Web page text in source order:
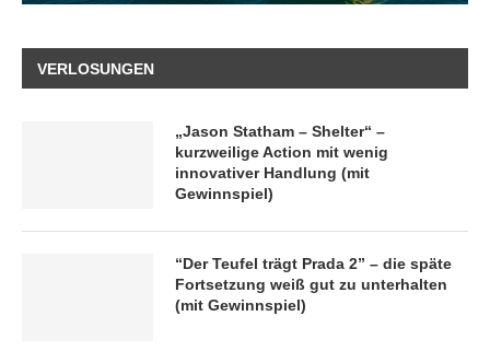
VERLOSUNGEN
„Jason Statham – Shelter“ –
kurzweilige Action mit wenig
innovativer Handlung (mit
Gewinnspiel)
“Der Teufel trägt Prada 2” – die späte
Fortsetzung weiß gut zu unterhalten
(mit Gewinnspiel)